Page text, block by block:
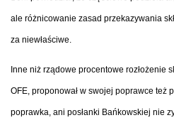
ale różnicowanie zasad przekazywania
za niewłaściwe.
Inne niż rządowe procentowe rozłożenie
OFE, proponował w swojej poprawce też
poprawka, ani posłanki Bańkowskiej nie